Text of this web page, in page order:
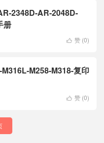
2348D-AR-2048D-
册
 赞 (0)
M258-M318-复印
 赞 (0)